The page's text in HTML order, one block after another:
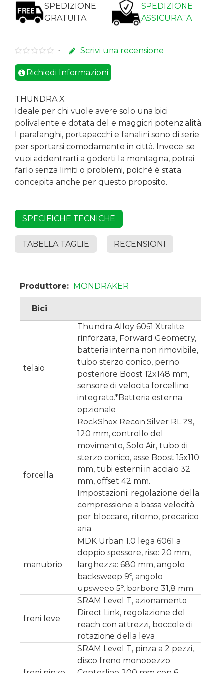
SPEDIZIONE
GRATUITA
SPEDIZIONE
ASSICURATA
- Scrivi una recensione
Richiedi Informazioni
THUNDRA X
Ideale per chi vuole avere solo una bici
polivalente e dotata delle maggiori potenzialità.
I parafanghi, portapacchi e fanalini sono di serie
per sportarsi comodamente in città. Invece, se
vuoi addentrarti a goderti la montagna, potrai
farlo senza limiti o problemi, poiché è stata
concepita anche per questo proposito.
SPECIFICHE TECNICHE
TABELLA TAGLIE RECENSIONI
Produttore: MONDRAKER
Bici
telaio
Thundra Alloy 6061 Xtralite
rinforzata, Forward Geometry,
batteria interna non rimovibile,
tubo sterzo conico, perno
posteriore Boost 12x148 mm,
sensore di velocità forcellino
integrato.*Batteria esterna
opzionale
forcella
RockShox Recon Silver RL 29,
120 mm, controllo del
movimento, Solo Air, tubo di
sterzo conico, asse Boost 15x110
mm, tubi esterni in acciaio 32
mm, offset 42 mm.
Impostazioni: regolazione della
compressione a bassa velocità
per bloccare, ritorno, precarico
aria
manubrio
MDK Urban 1.0 lega 6061 a
doppio spessore, rise: 20 mm,
larghezza: 680 mm, angolo
backsweep 9º, angolo
upsweep 5º, barbore 31,8 mm
freni leve
SRAM Level T, azionamento
Direct Link, regolazione del
reach con attrezzi, boccole di
rotazione della leva
SRAM Level T, pinza a 2 pezzi,
disco freno monopezzo